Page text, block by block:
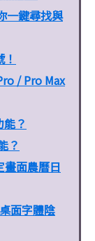
一鍵尋找與
/ Pro Max
？
？
畫面農曆日
面字體陰